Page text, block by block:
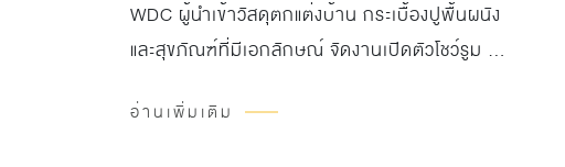
WDC ผู้นำเข้าวัสดุตกแต่งบ้าน กระเบื้องปูพื้นผนัง
และสุขภัณฑ์ที่มีเอกลักษณ์ จัดงานเปิดตัวโชว์รูม …
อ่านเพิ่มเติม